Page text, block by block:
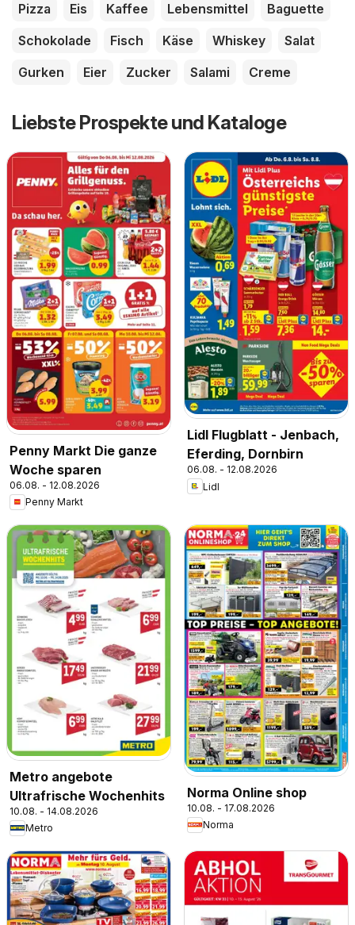
Pizza Eis Kaffee Lebensmittel
Baguette
Schokolade
Fisch Käse Whiskey
Salat
Gurken
Eier Zucker Salami Creme
Liebste Prospekte und Kataloge
Penny Markt Die ganze
Woche sparen
06.08. - 12.08.2026
Penny Markt
Lidl Flugblatt - Jenbach,
Eferding, Dornbirn
06.08. - 12.08.2026
Lidl
Metro angebote
Ultrafrische Wochenhits
10.08. - 14.08.2026
Metro
Norma Online shop
10.08. - 17.08.2026
Norma